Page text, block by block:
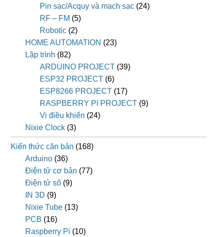
Pin sạc/Acquy và mạch sạc (24)
RF – FM (5)
Robotic (2)
HOME AUTOMATION (23)
Lập trình (82)
ARDUINO PROJECT (39)
ESP32 PROJECT (6)
ESP8266 PROJECT (17)
RASPBERRY PI PROJECT (9)
Vi điều khiển (24)
Nixie Clock (3)
Kiến thức căn bản (168)
Arduino (36)
Điện tử cơ bản (77)
Điện tử số (9)
IN 3D (9)
Nixie Tube (13)
PCB (16)
Raspberry Pi (10)